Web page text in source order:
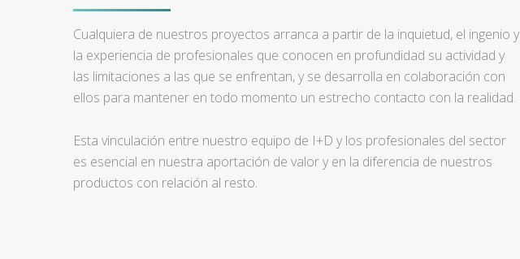
Cualquiera de nuestros proyectos arranca a partir de la inquietud, el ingenio y
la experiencia de profesionales que conocen en profundidad su actividad y
las limitaciones a las que se enfrentan, y se desarrolla en colaboración con
ellos para mantener en todo momento un estrecho contacto con la realidad.
Esta vinculación entre nuestro equipo de I+D y los profesionales del sector
es esencial en nuestra aportación de valor y en la diferencia de nuestros
productos con relación al resto.